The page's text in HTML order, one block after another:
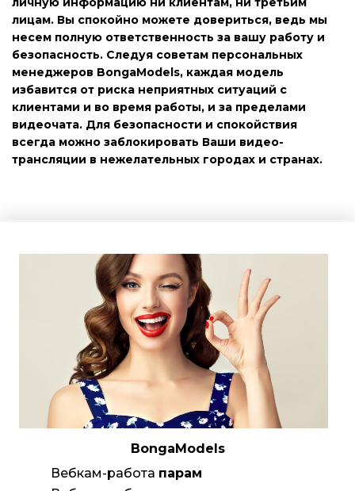
лицам. Вы спокойно можете довериться, ведь мы
несем полную ответственность за вашу работу и
безопасность. Следуя советам персональных
менеджеров BongaModels, каждая модель
избавится от риска неприятных ситуаций с
клиентами и во время работы, и за пределами
видеочата. Для безопасности и спокойствия
всегда можно заблокировать Ваши видео-
трансляции в нежелательных городах и странах.
BongaModels
Вебкам-работа парам